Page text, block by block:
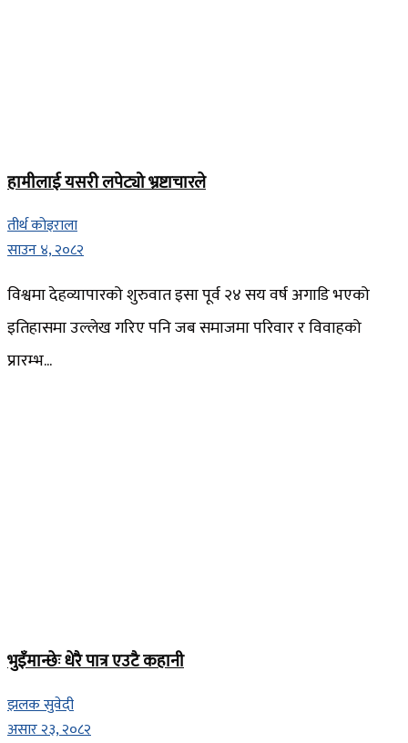
हामीलाई यसरी लपेट्यो भ्रष्टाचारले
तीर्थ कोइराला
साउन ४, २०८२
विश्वमा देहव्यापारको शुरुवात इसा पूर्व २४ सय वर्ष अगाडि भएको
इतिहासमा उल्लेख गरिए पनि जब समाजमा परिवार र विवाहको
प्रारम्भ...
भुइँमान्छेः धेरै पात्र एउटै कहानी
झलक सुवेदी
असार २३, २०८२